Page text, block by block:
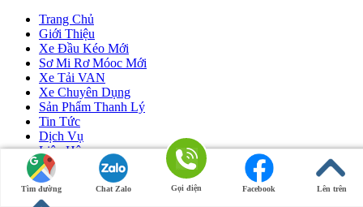
Tìm đường Chat Zalo Gọi điện Facebook Lên trên
Trang Chủ
Giới Thiệu
Xe Đầu Kéo Mới
Sơ Mi Rơ Móoc Mới
Xe Tải VAN
Xe Chuyên Dụng
Sản Phẩm Thanh Lý
Tin Tức
Dịch Vụ
Liên Hệ
Ô Tô Huỳnh Gia Phát| Xe Đầu Kéo Mỹ by Huỳnh Gia Phát.